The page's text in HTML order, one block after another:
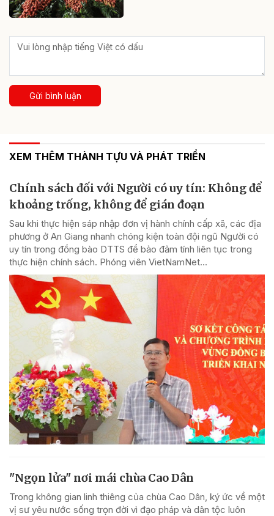
Gửi bình luận
XEM THÊM THÀNH TỰU VÀ PHÁT TRIỂN
Chính sách đối với Người có uy tín: Không để
khoảng trống, không để gián đoạn
Sau khi thực hiện sáp nhập đơn vị hành chính cấp xã, các địa
phương ở An Giang nhanh chóng kiện toàn đội ngũ Người có
uy tín trong đồng bào DTTS để bảo đảm tính liên tục trong
thực hiện chính sách. Phóng viên VietNamNet...
"Ngọn lửa" nơi mái chùa Cao Dân
Trong không gian linh thiêng của chùa Cao Dân, ký ức về một
vị sư yêu nước sống trọn đời vì đạo pháp và dân tộc luôn